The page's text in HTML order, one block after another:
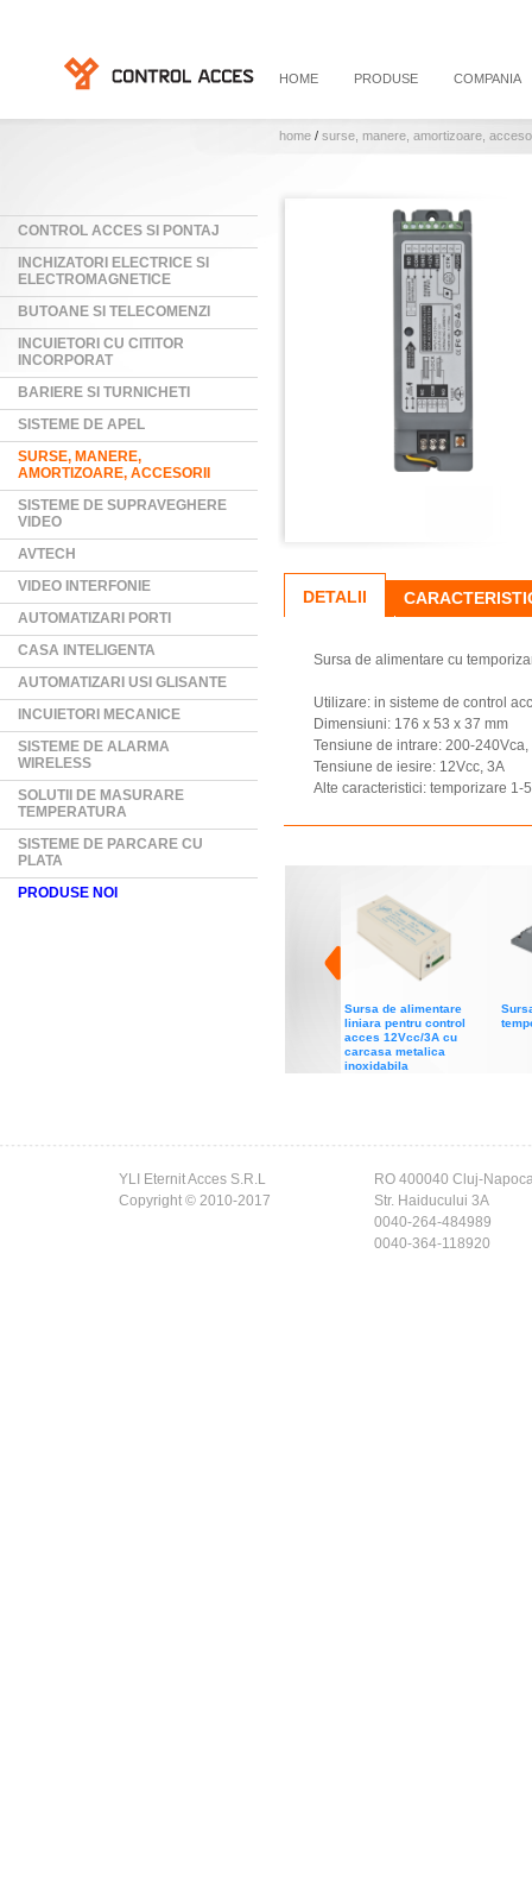
HOME PRODUSE COMPANIA
home / surse, manere, amortizoare,
CONTROL ACCES SI PONTAJ
INCHIZATORI ELECTRICE SI
ELECTROMAGNETICE
BUTOANE SI TELECOMENZI
INCUIETORI CU CITITOR
INCORPORAT
BARIERE SI TURNICHETI
SISTEME DE APEL
SURSE, MANERE,
AMORTIZOARE, ACCESORII
SISTEME DE SUPRAVEGHERE
VIDEO
AVTECH
VIDEO INTERFONIE
AUTOMATIZARI PORTI
CASA INTELIGENTA
AUTOMATIZARI USI GLISANTE
INCUIETORI MECANICE
SISTEME DE ALARMA
WIRELESS
SOLUTII DE MASURARE
TEMPERATURA
SISTEME DE PARCARE CU
PLATA
PRODUSE NOI
DETALII
Sursa de alimentare cu
Utilizare: in sisteme de control
Dimensiuni: 176 x 53 x 37 mm
Tensiune de intrare: 200-240Vca,
Tensiune de iesire: 12Vcc, 3A
Alte caracteristici: temporizare 1-
Sursa de alimentare
liniara pentru control
acces 12Vcc/3A cu
carcasa metalica
inoxidabila
YLI Eternit Acces S.R.L
Copyright © 2010-2017
RO 400040 Cluj-
Str. Haiducului 3A
0040-264-484989
0040-364-118920